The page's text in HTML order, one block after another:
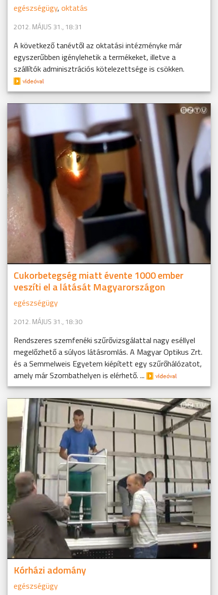
egészségügy, oktatás
2012. MÁJUS 31., 18:31
A következő tanévtől az oktatási intézményke már
egyszerűbben igénylehetik a termékeket, illetve a
szállítók adminisztrációs kötelezettsége is csökken.
Cukorbetegség miatt évente 1000 ember
veszíti el a látását Magyarországon
egészségügy
2012. MÁJUS 31., 18:30
Rendszeres szemfenéki szűrővizsgálattal nagy eséllyel
megelőzhető a súlyos látásromlás. A Magyar Optikus Zrt.
és a Semmelweis Egyetem kiépített egy szűrőhálózatot,
amely már Szombathelyen is elérhető. ...
Kórházi adomány
egészségügy